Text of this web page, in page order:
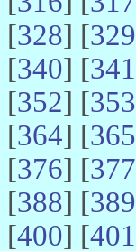
[328] [329
[340] [341
[352] [353
[364] [365
[376] [377
[388] [389
[400] [401